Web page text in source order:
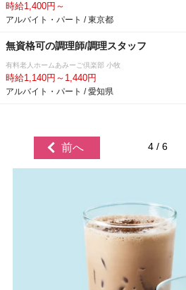
時給1,400円～
アルバイト・パート / 東京都
無資格可の調理師/調理スタッフ
有料老人ホームあみーご倶楽部 小牧
時給1,140円～1,440円
アルバイト・パート / 愛知県
前へ 4 / 6